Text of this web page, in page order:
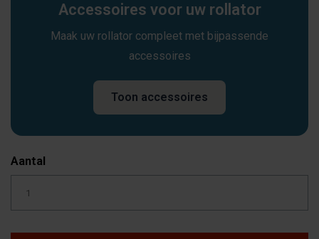
Accessoires voor uw rollator
Maak uw rollator compleet met bijpassende
accessoires
Toon accessoires
Aantal